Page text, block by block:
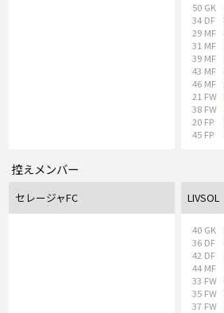
50 GK
34 DF
29 MF
31 MF
39 MF
43 MF
46 MF
21 FW
38 FW
20 FP
45 FP
控えメンバー
セレージャFC LIVSOL
40 GK
36 DF
42 DF
44 MF
33 FW
35 FW
37 FW